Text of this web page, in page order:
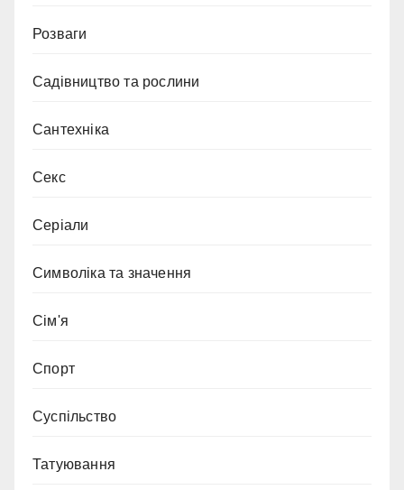
Розваги
Садівництво та рослини
Сантехніка
Секс
Серіали
Символіка та значення
Сім'я
Спорт
Суспільство
Татуювання